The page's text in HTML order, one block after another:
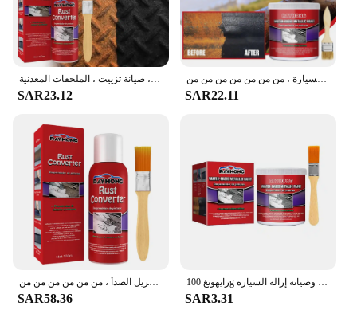
SAR23.12 SAR22.11
SAR58.36 SAR3.31